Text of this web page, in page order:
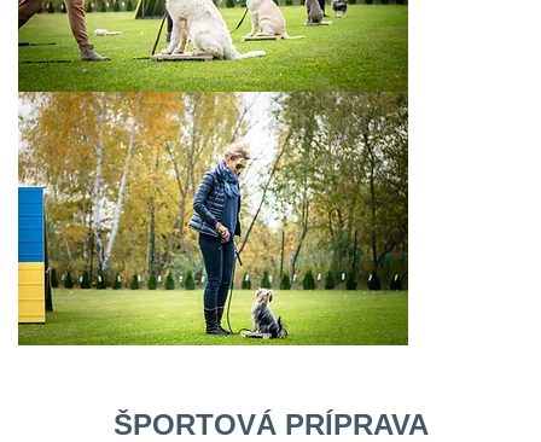
ŠPORTOVÁ PRÍPRAVA